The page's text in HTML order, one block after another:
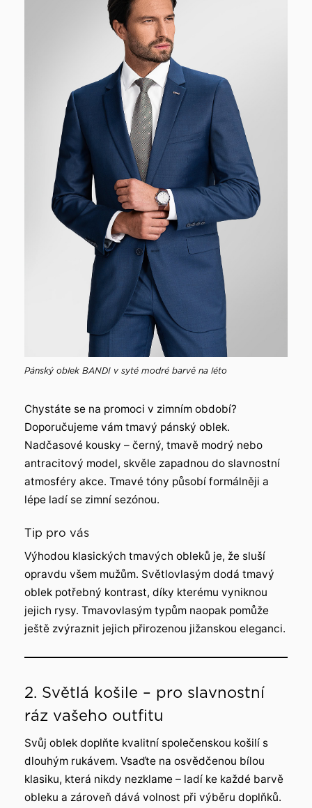
Pánský oblek BANDI v syté modré barvě na léto
Chystáte se na promoci v zimním období?
Doporučujeme vám tmavý pánský oblek.
Nadčasové kousky – černý, tmavě modrý nebo
antracitový model, skvěle zapadnou do slavnostní
atmosféry akce. Tmavé tóny působí formálněji a
lépe ladí se zimní sezónou.
Tip pro vás
Výhodou klasických tmavých obleků je, že sluší
opravdu všem mužům. Světlovlasým dodá tmavý
oblek potřebný kontrast, díky kterému vyniknou
jejich rysy. Tmavovlasým typům naopak pomůže
ještě zvýraznit jejich přirozenou jižanskou eleganci.
2. Světlá košile – pro slavnostní
ráz vašeho outfitu
Svůj oblek doplňte kvalitní společenskou košilí s
dlouhým rukávem. Vsaďte na osvědčenou bílou
klasiku, která nikdy nezklame – ladí ke každé barvě
obleku a zároveň dává volnost při výběru doplňků.